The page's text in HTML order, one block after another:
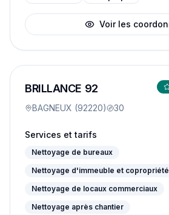
Voir les
BRILLANCE 92
BAGNEUX (92220) 30
Services et tarifs
Nettoyage de bureaux
Nettoyage d'immeuble et copropriété
Nettoyage de locaux commerciaux
Nettoyage après chantier